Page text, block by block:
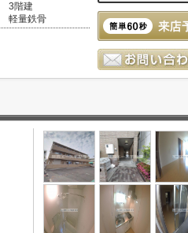
3階建
軽量鉄骨